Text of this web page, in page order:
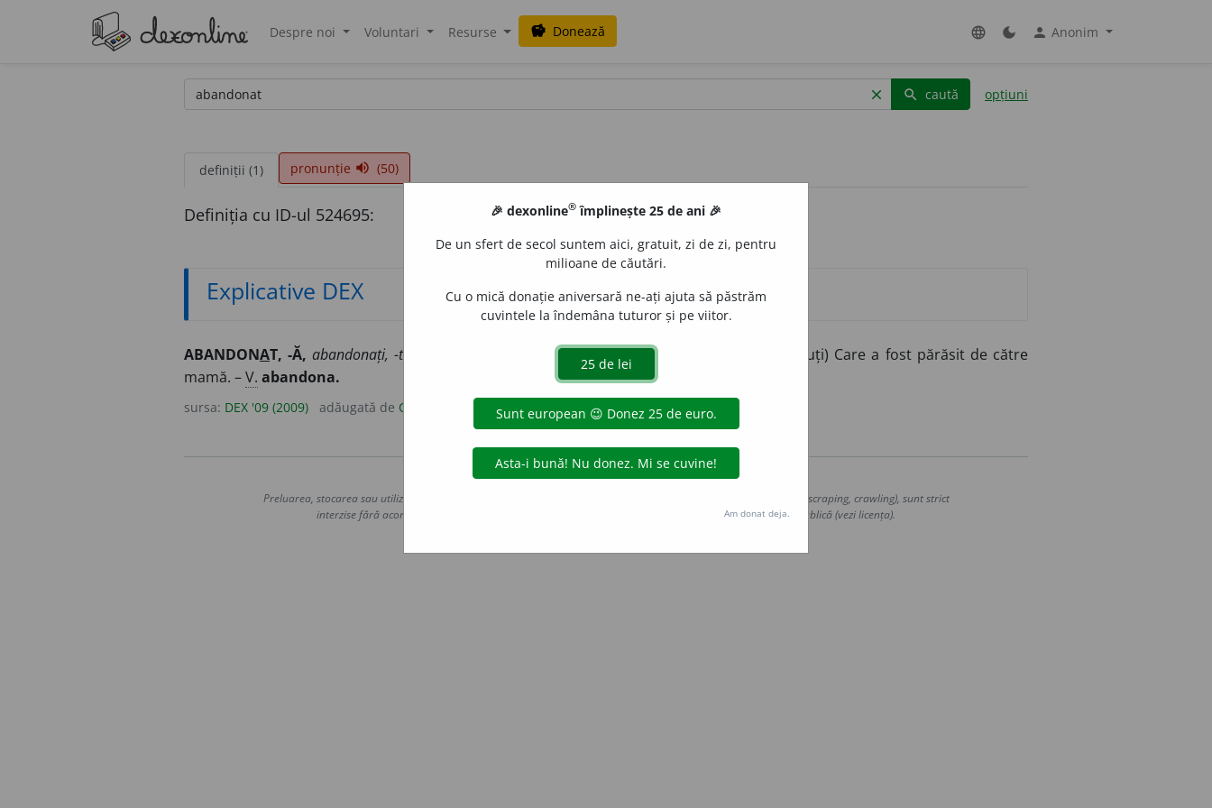
Despre noi Voluntari Resurse savings Donează language dark_mode person Anonim
clear search caută opțiuni
definiții (1) pronunție volume_up (50)
Definiția cu ID-ul 524695:
Explicative DEX
ABANDONAT, -Ă, abandonați, -te, Care a fost părăsit. ♦Spec.(Despre copii nou-născuți) Care a fost părăsit de către
mamă. –V. abandona.
sursa: DEX '09 (2009) adăugată de CristinaDianaN acțiuni
Copyright © 2004-2026 dexonline (https://dexonline.ro)
Preluarea, stocarea sau utilizarea datelor de pe acest site, inclusiv prin orice metode de extragere automată (web scraping, crawling), sunt strict
interzise fără acordul nostru prealabil scris, cu excepția seturilor de date oferite oficial spre utilizare publică (vezi licența).
🎉 dexonline® împlinește 25 de ani 🎉
De un sfert de secol suntem aici, gratuit, zi de zi, pentru
milioane de căutări.
Cu o mică donație aniversară ne-ați ajuta să păstrăm
cuvintele la îndemâna tuturor și pe viitor.
Am donat deja.